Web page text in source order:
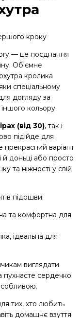
кроку
— це поєднання
Об'ємне
кролика
спеціальному
догляду за
кольору.
(від 30), так і
підійде для
прекрасний варіант
й доньці або просто
та ніжності у свій
підошви:
та комфортна для
ідеальна для
виглядати
пухнасте сердечко
тих, хто любить
домашнє взуття